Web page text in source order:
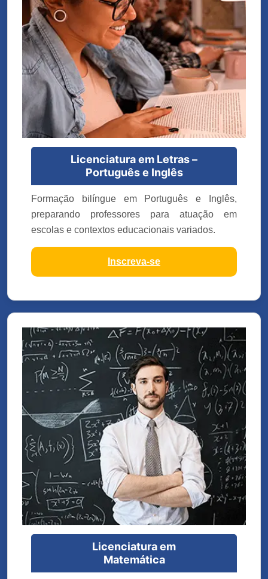
Licenciatura em Letras –
Português e Inglês
Formação bilíngue em Português e Inglês,
preparando professores para atuação em
escolas e contextos educacionais variados.
Inscreva-se
Licenciatura em
Matemática